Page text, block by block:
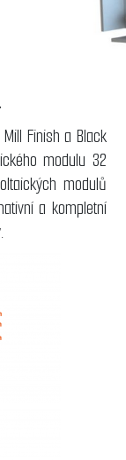
Finish a Black
modulu 32
modulů
a kompletní